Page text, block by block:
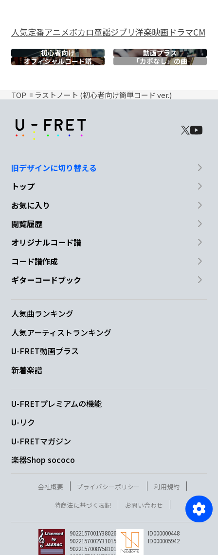
人気定番アニメボカロ童謡ジブリ洋楽映画ドラマCM
初心者向け
動画プラス
オフィシャルコード譜 「カポなし」の曲
TOP ラストノート (初心者向け簡単コード ver.)
旧デザインに切り替える
トップ
お気に入り
閲覧履歴
オリジナルコード譜
コード譜作成
ギターコードブック
人気曲ランキング
人気アーティストランキング
U-FRET動画プラス
新着楽譜
U-FRETプレミアムの機能
U-リク
U-FRETマガジン
楽器Shop sococo
会社概要 プライバシーポリシー
利用規約
特商法に基づく表記
お問い合わせ
9022157001Y38026
9022157002Y31015
9022157008Y58101
ID000000448
ID000005942